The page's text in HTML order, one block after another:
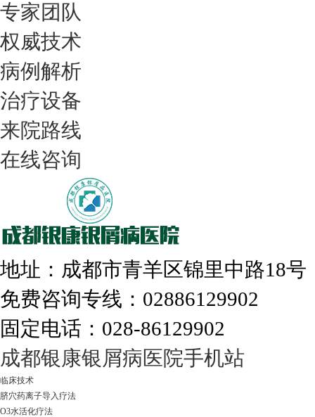
我们只治银屑病，我们在成都坐诊
308nm激光：银屑病治疗更高效
走进成都：满足您的治愈需求
专家团队
权威技术
病例解析
治疗设备
来院路线
在线咨询
地址：成都市青羊区锦里中路18
免费咨询专线：02886129902
固定电话：028-86129902
成都银康银屑病医院手机站
临床技术
脐穴药离子导入疗法
O3水活化疗法